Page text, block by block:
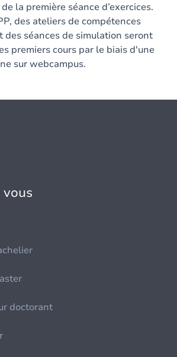
la première séance d’exercices.
des ateliers de compétences
séances de simulation seront
premiers cours par le biais d'une
sur webcampus.
doctorant